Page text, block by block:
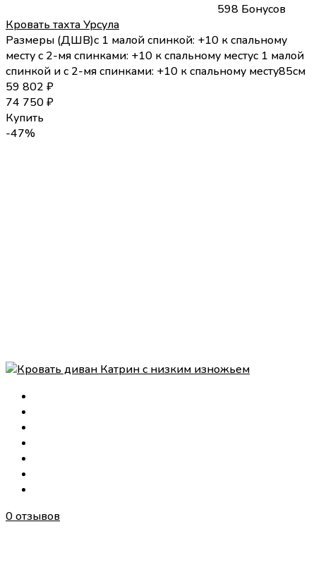
598 Бонусов
Кровать тахта Урсула
Размеры (ДШВ)с 1 малой спинкой: +10 к спальному
месту с 2-мя спинками: +10 к спальному местус 1 малой
спинкой и с 2-мя спинками: +10 к спальному месту85см
59 802 ₽
74 750₽
Купить
-47%
0 отзывов